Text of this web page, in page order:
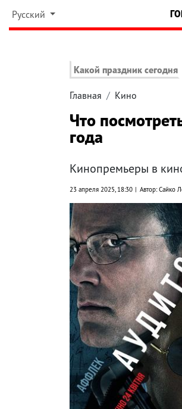
Русский
Какой праздник сегодня
Главная Кино
Что
года
Кинопремьеры в
23 апреля 2025, 18:30 Автор: Сайко